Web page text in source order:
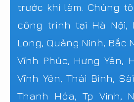
trước khi làm. Chúng
công trình tại Hà Nội,
Long, Quảng Ninh, Bắc
Vĩnh Phúc, Hưng Yên,
Vĩnh Yên, Thái Bình,
Thanh Hóa, Tp Vinh,